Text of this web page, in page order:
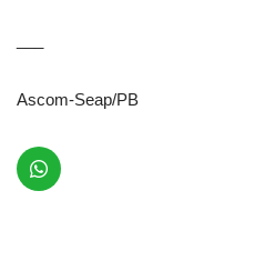
Ascom-Seap/PB